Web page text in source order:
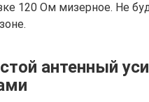
120 Ом мизерное. Не
антенный